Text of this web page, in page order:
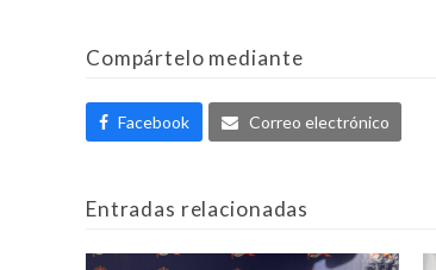
Compártelo mediante
Facebook Correo electrónico
Entradas relacionadas